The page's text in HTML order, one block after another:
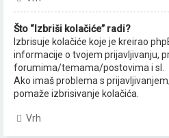
Što “Izbriši kolačiće” radi?
Izbrisuje kolačiće koje je kreirao
informacije o tvojem prijavljivanju,
forumima/temama/postovima i sl.
Ako imaš problema s
pomaže izbrisivanje kolačića.
Vrh